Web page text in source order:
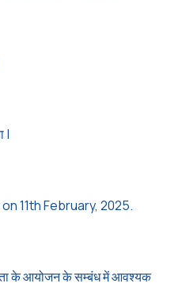
|
11th February, 2025.
के आयोजन के सम्बंध में आवश्यक